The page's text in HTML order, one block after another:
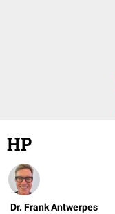
HP
Dr. Frank Antwerpes